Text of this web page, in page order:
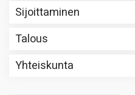
Sijoittaminen
Talous
Yhteiskunta